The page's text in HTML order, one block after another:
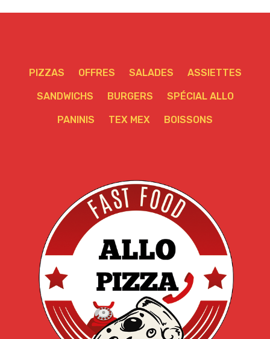
PIZZAS OFFRES SALADES ASSIETTES
SANDWICHS BURGERS SPÉCIAL ALLO
PANINIS TEX MEX BOISSONS